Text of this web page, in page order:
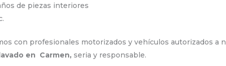
de piezas interiores
con profesionales motorizados y vehículos autorizados a
en Carmen,seria y responsable.